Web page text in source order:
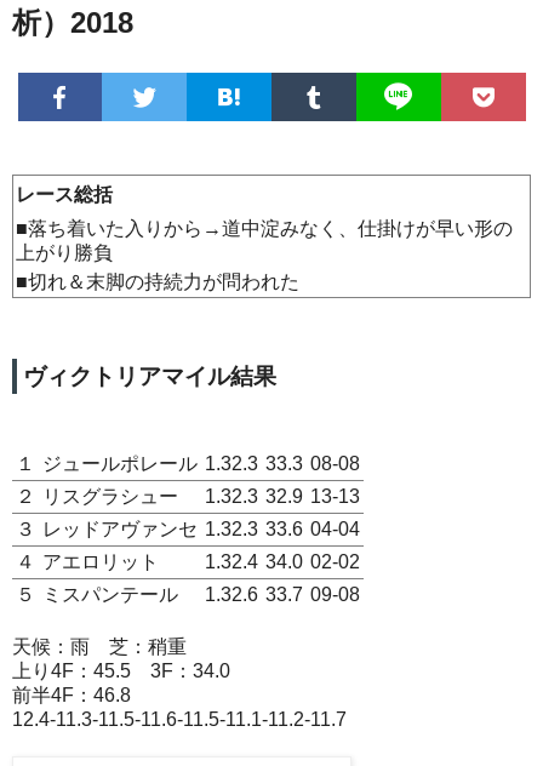
析）2018
レース総括
■落ち着いた入りから→道中淀みなく、仕掛けが早い形の
上がり勝負
■切れ＆末脚の持続力が問われた
ヴィクトリアマイル結果
１ ジュールポレール 1.32.3 33.3 08-08
２
リスグラシュー 1.32.3 32.9 13-13
３
レッドアヴァンセ 1.32.3 33.6 04-04
４ アエロリット 1.32.4 34.0 02-02
５
ミスパンテール 1.32.6 33.7 09-08
天候：雨 芝：稍重
上り4F：45.5 3F：34.0
前半4F：46.8
12.4-11.3-11.5-11.6-11.5-11.1-11.2-11.7